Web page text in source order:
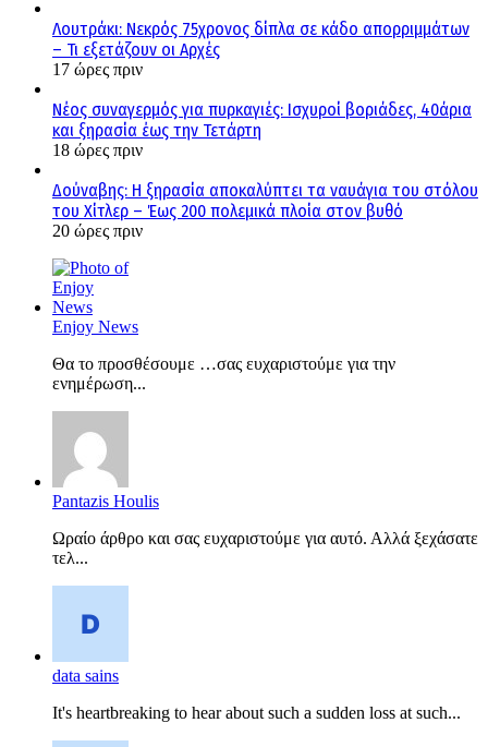
Λουτράκι: Νεκρός 75χρονος δίπλα σε κάδο απορριμμάτων
– Τι εξετάζουν οι Αρχές
17 ώρες πριν
Νέος συναγερμός για πυρκαγιές: Ισχυροί βοριάδες, 40άρια
και ξηρασία έως την Τετάρτη
18 ώρες πριν
Δούναβης: Η ξηρασία αποκαλύπτει τα ναυάγια του στόλου
του Χίτλερ – Έως 200 πολεμικά πλοία στον βυθό
20 ώρες πριν
Enjoy News
Θα το προσθέσουμε …σας ευχαριστούμε για την
ενημέρωση...
Pantazis Houlis
Ωραίο άρθρο και σας ευχαριστούμε για αυτό. Αλλά ξεχάσατε
τελ...
data sains
It's heartbreaking to hear about such a sudden loss at such...